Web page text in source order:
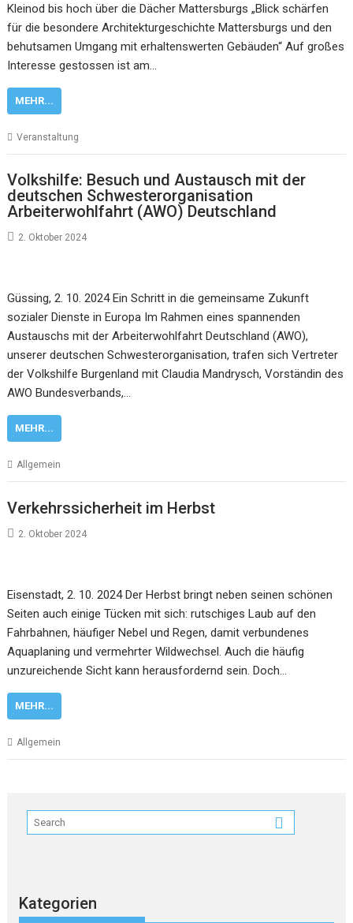
Kleinod bis hoch über die Dächer Mattersburgs „Blick schärfen
für die besondere Architekturgeschichte Mattersburgs und den
behutsamen Umgang mit erhaltenswerten Gebäuden“ Auf großes
Interesse gestossen ist am…
MEHR...
Veranstaltung
Volkshilfe: Besuch und Austausch mit der
deutschen Schwesterorganisation
Arbeiterwohlfahrt (AWO) Deutschland
2. Oktober 2024
Güssing, 2. 10. 2024 Ein Schritt in die gemeinsame Zukunft
sozialer Dienste in Europa Im Rahmen eines spannenden
Austauschs mit der Arbeiterwohlfahrt Deutschland (AWO),
unserer deutschen Schwesterorganisation, trafen sich Vertreter
der Volkshilfe Burgenland mit Claudia Mandrysch, Vorständin des
AWO Bundesverbands,…
MEHR...
Allgemein
Verkehrssicherheit im Herbst
2. Oktober 2024
Eisenstadt, 2. 10. 2024 Der Herbst bringt neben seinen schönen
Seiten auch einige Tücken mit sich: rutschiges Laub auf den
Fahrbahnen, häufiger Nebel und Regen, damit verbundenes
Aquaplaning und vermehrter Wildwechsel. Auch die häufig
unzureichende Sicht kann herausfordernd sein. Doch…
MEHR...
Allgemein
Kategorien